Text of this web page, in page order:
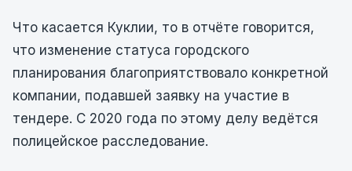
Что касается Куклии, то в отчёте говорится,
что изменение статуса городского
планирования благоприятствовало конкретной
компании, подавшей заявку на участие в
тендере. С 2020 года по этому делу ведётся
полицейское расследование.